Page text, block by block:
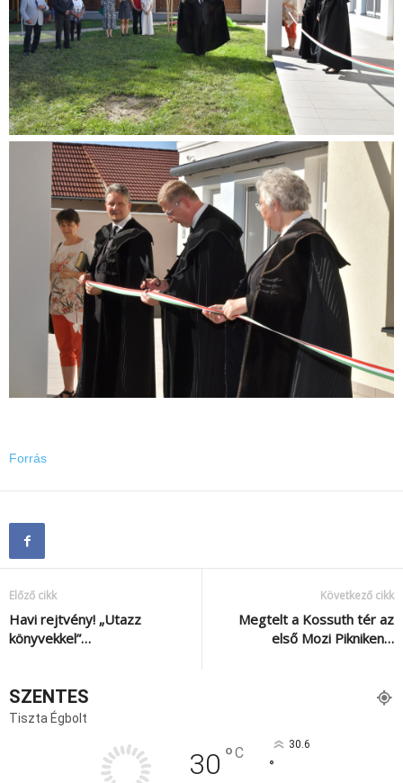
Forrás
Előző cikk
Havi rejtvény! „Utazz
könyvekkel”…
Következő cikk
Megtelt a Kossuth tér az
első Mozi Pikniken…
SZENTES
Tiszta Égbolt
30 °C 30.6
°